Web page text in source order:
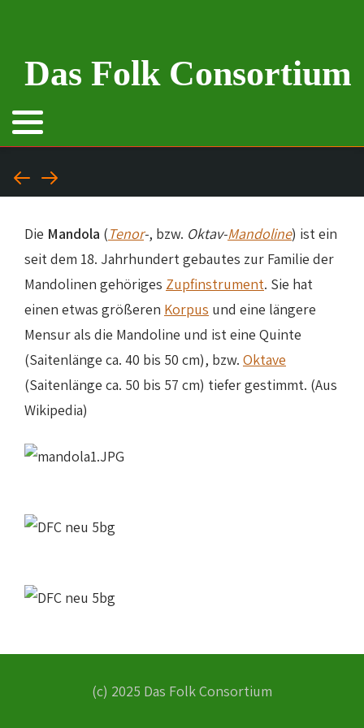
Das Folk Consortium
Die Mandola (Tenor-, bzw. Oktav-Mandoline) ist ein
seit dem 18. Jahrhundert gebautes zur Familie der
Mandolinen gehöriges Zupfinstrument. Sie hat
einen etwas größeren Korpus und eine längere
Mensur als die Mandoline und ist eine Quinte
(Saitenlänge ca. 40 bis 50 cm), bzw. Oktave
(Saitenlänge ca. 50 bis 57 cm) tiefer gestimmt. (Aus
Wikipedia)
(c) 2025 Das Folk Consortium